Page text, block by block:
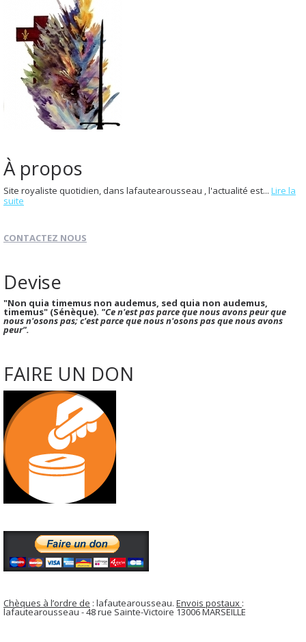
À propos
Site royaliste quotidien, dans lafautearousseau , l'actualité est... Lire la
suite
CONTACTEZ NOUS
Devise
"Non quia timemus non audemus, sed quia non audemus,
timemus" (Sénèque). "Ce n'est pas parce que nous avons peur que
nous n'osons pas; c'est parce que nous n'osons pas que nous avons
peur".
FAIRE UN DON
Chèques à l’ordre de : lafautearousseau. Envois postaux :
lafautearousseau - 48 rue Sainte-Victoire 13006 MARSEILLE